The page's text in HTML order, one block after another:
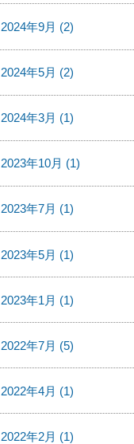
2024年9月 (2)
2024年5月 (2)
2024年3月 (1)
2023年10月 (1)
2023年7月 (1)
2023年5月 (1)
2023年1月 (1)
2022年7月 (5)
2022年4月 (1)
2022年2月 (1)